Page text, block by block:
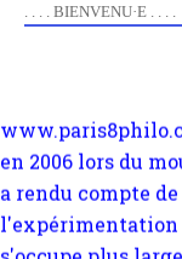
. . . . BIENVENU·E . . . .
en 2006 lors du
s'occupe plus
compte d'une
les paradigmes
suivant la pensée
Surpli, omme la